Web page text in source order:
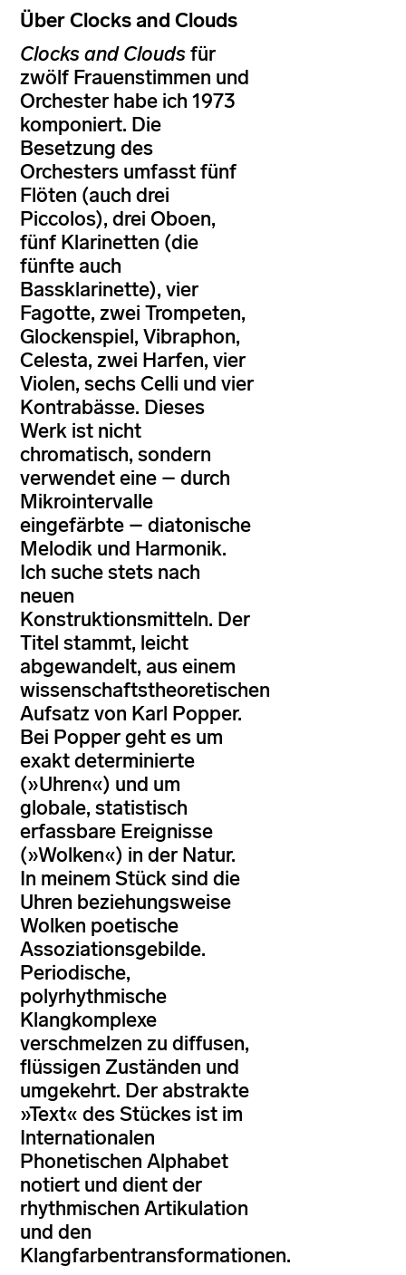
Über Clocks and Clouds
Clocks and Cloudsfür
zwölf Frauenstimmen und
Orchester habe ich 1973
komponiert. Die
Besetzung des
Orchesters umfasst fünf
Flöten (auch drei
Piccolos), drei Oboen,
fünf Klarinetten (die
fünfte auch
Bassklarinette), vier
Fagotte, zwei Trompeten,
Glockenspiel, Vibraphon,
Celesta, zwei Harfen, vier
Violen, sechs Celli und vier
Kontrabässe. Dieses
Werk ist nicht
chromatisch, sondern
verwendet eine – durch
Mikrointervalle
eingefärbte – diatonische
Melodik und Harmonik.
Ich suche stets nach
neuen
Konstruktionsmitteln. Der
Titel stammt, leicht
abgewandelt, aus einem
wissenschaftstheoretischen
Aufsatz von Karl Popper.
Bei Popper geht es um
exakt determinierte
(»Uhren«) und um
globale, statistisch
erfassbare Ereignisse
(»Wolken«) in der Natur.
In meinem Stück sind die
Uhren beziehungsweise
Wolken poetische
Assoziationsgebilde.
Periodische,
polyrhythmische
Klangkomplexe
verschmelzen zu diffusen,
flüssigen Zuständen und
umgekehrt. Der abstrakte
»Text« des Stückes ist im
Internationalen
Phonetischen Alphabet
notiert und dient der
rhythmischen Artikulation
und den
Klangfarbentransformationen.